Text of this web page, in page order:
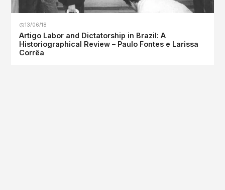
13/06/18
Artigo Labor and Dictatorship in Brazil: A
Historiographical Review – Paulo Fontes e Larissa
Corrêa